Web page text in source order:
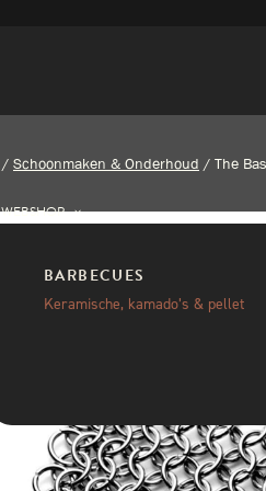
WEBSHOP
BARBECUES
Keramische, kamado’s & pellet
/ Schoonmaken & Onderhoud / The